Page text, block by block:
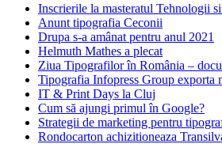
Inscrierile la masteratul Tehnologii
Anunt tipografia Ceconii
Drupa s-a amânat pentru anul 2021
Helmuth Mathes a plecat
Ziua Tipografilor în România –
Tipografia Infopress Group exporta
IT & Print Days la Cluj
Cum să ajungi primul în Google?
Strategii de marketing pentru
Rondocarton achizitioneaza